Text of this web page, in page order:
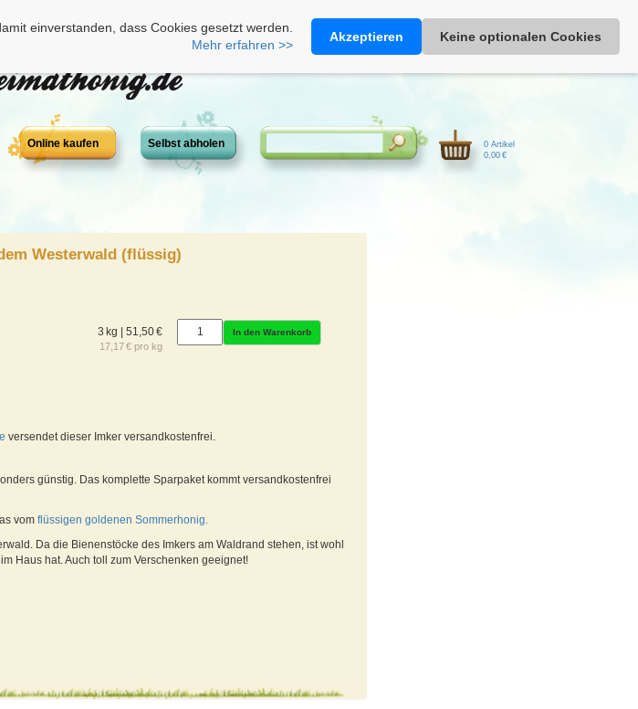
Heimathonig auf Facebook|Kunden-Login|Warenkorb
einverstanden, dass Cookies gesetzt werden.
Mehr erfahren >>
Akzeptieren Keine optionalen Cookies
Online kaufen Selbst abholen
0 Artikel
0,00 €
Westerwald (flüssig)
3 kg | 51,50 €
17,17 € pro kg
In den Warenkorb
versendet dieser Imker versandkostenfrei.
günstig. Das komplette Sparpaket kommt versandkostenfrei
vom flüssigen goldenen Sommerhonig.
Da die Bienenstöcke des Imkers am Waldrand stehen, ist wohl
Haus hat. Auch toll zum Verschenken geeignet!